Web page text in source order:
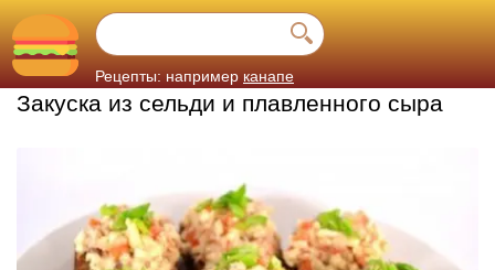
Рецепты: например канапе
Закуска из сельди и плавленного сыра